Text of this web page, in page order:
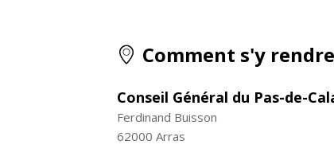
Comment s'y
Conseil Général du Pas-de-
Ferdinand Buisson
62000 Arras